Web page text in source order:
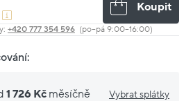
Koupit
+420 777 354 596 (po–pá 9:00–16:00)
1 726 Kč měsíčně Vybrat splátky